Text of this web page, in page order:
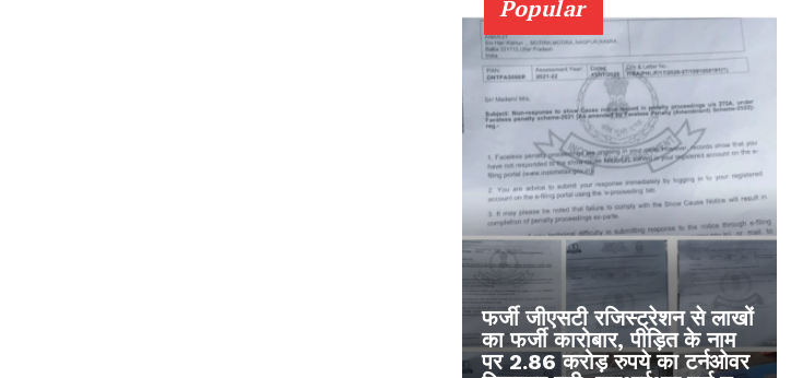
Popular
फर्जी जीएसटी रजिस्ट्रेशन से लाखों
का फर्जी कारोबार, पीड़ित के नाम
पर 2.86 करोड़ रुपये का टर्नओवर